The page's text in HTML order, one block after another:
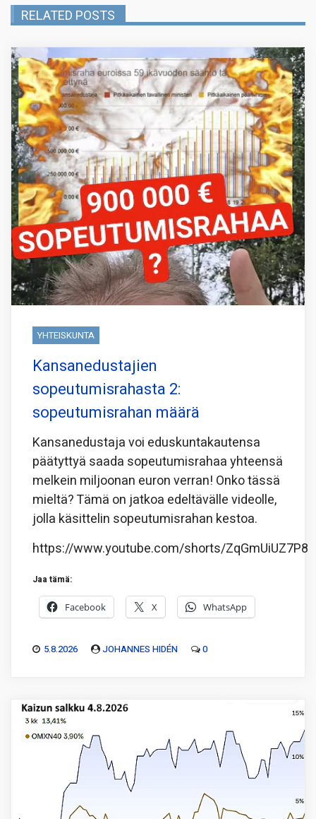
RELATED POSTS
YHTEISKUNTA
Kansanedustajien
sopeutumisrahasta 2:
sopeutumisrahan määrä
Kansanedustaja voi eduskuntakautensa
päätyttyä saada sopeutumisrahaa yhteensä
melkein miljoonan euron verran! Onko tässä
mieltä? Tämä on jatkoa edeltävälle videolle,
jolla käsittelin sopeutumisrahan kestoa.
https://www.youtube.com/shorts/ZqGmUiUZ7P8
Jaa tämä:
Facebook X WhatsApp
5.8.2026 JOHANNES HIDÉN 0